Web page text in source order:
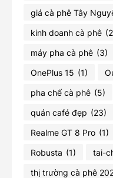
giá cà phê Tây
kinh doanh cà phê
máy pha cà phê (3)
OnePlus 15 (1)
pha chế cà phê (5)
quán café đẹp (23)
Realme GT 8 Pro (1)
Robusta (1) tai-
thị trường cà phê